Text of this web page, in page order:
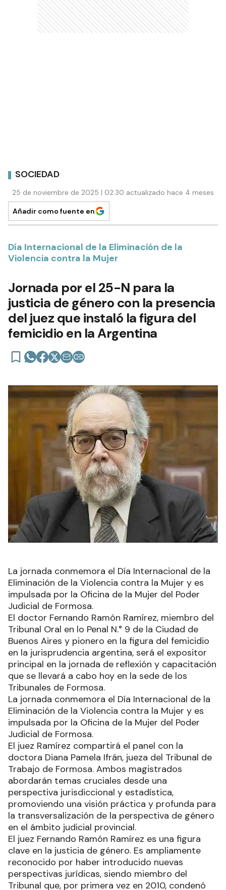
SOCIEDAD
25 de noviembre de 2025 | 02:30 actualizado hace 4 meses
Añadir como fuente en
Día Internacional de la Eliminación de la
Violencia contra la Mujer
Jornada por el 25-N para la
justicia de género con la presencia
del juez que instaló la figura del
femicidio en la Argentina
La jornada conmemora el Día Internacional de la
Eliminación de la Violencia contra la Mujer y es
impulsada por la Oficina de la Mujer del Poder
Judicial de Formosa.
El doctor Fernando Ramón Ramírez, miembro del
Tribunal Oral en lo Penal N.° 9 de la Ciudad de
Buenos Aires y pionero en la figura del femicidio
en la jurisprudencia argentina, será el expositor
principal en la jornada de reflexión y capacitación
que se llevará a cabo hoy en la sede de los
Tribunales de Formosa.
La jornada conmemora el Día Internacional de la
Eliminación de la Violencia contra la Mujer y es
impulsada por la Oficina de la Mujer del Poder
Judicial de Formosa.
El juez Ramírez compartirá el panel con la
doctora Diana Pamela Ifrán, jueza del Tribunal de
Trabajo de Formosa. Ambos magistrados
abordarán temas cruciales desde una
perspectiva jurisdiccional y estadística,
promoviendo una visión práctica y profunda para
la transversalización de la perspectiva de género
en el ámbito judicial provincial.
El juez Fernando Ramón Ramírez es una figura
clave en la justicia de género. Es ampliamente
reconocido por haber introducido nuevas
perspectivas jurídicas, siendo miembro del
Tribunal que, por primera vez en 2010, condenó